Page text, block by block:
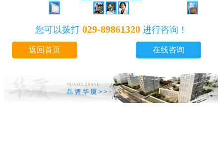
您可以拨打 029-89861320进行咨询！
返回首页 在线咨询